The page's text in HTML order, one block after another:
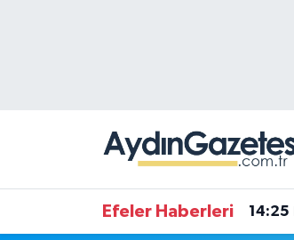
Efeler Haberleri 14:25
Süper Lig Puan Durumu ve Fikstür
Tüm Manşetler